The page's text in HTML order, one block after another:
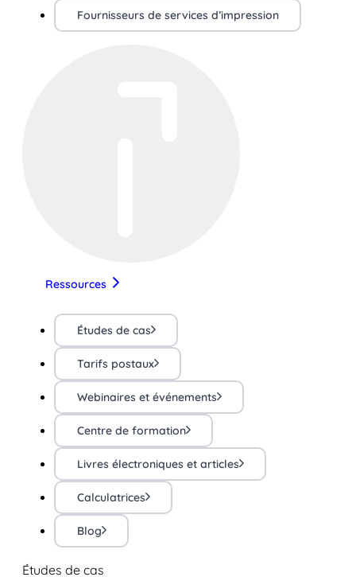
Fournisseurs de services d’impression
Ressources
Études de cas
Tarifs postaux
Webinaires et événements
Centre de formation
Livres électroniques et articles
Calculatrices
Blog
Études de cas